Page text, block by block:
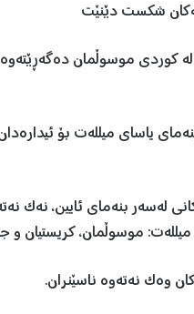
شکست دێنێت
یاسای میللەت بۆ
لەسەر بنەمای ئایین، نەک
موسوڵمان، کریستیان و
وەک نەتەوە ناسێنران.